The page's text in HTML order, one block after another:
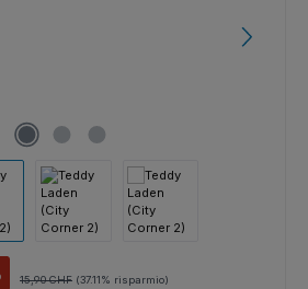
Prezzo normale:
15,90 CHF (37.11% risparmio)